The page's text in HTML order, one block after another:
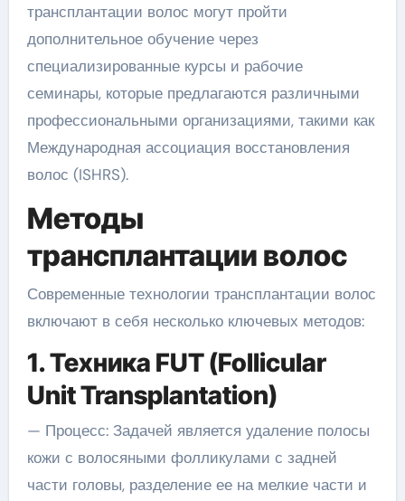
трансплантации волос могут пройти
дополнительное обучение через
специализированные курсы и рабочие
семинары, которые предлагаются различными
профессиональными организациями, такими как
Международная ассоциация восстановления
волос (ISHRS).
Методы
трансплантации волос
Современные технологии трансплантации волос
включают в себя несколько ключевых методов:
1. Техника FUT (Follicular
Unit Transplantation)
— Процесс: Задачей является удаление полосы
кожи с волосяными фолликулами с задней
части головы, разделение ее на мелкие части и